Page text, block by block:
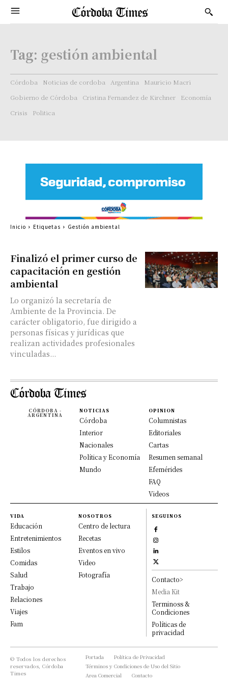
Tag: gestión ambiental
Córdoba Noticias de cordoba Argentina
Mauricio Macri
Gobierno de Córdoba
Cristina Fernandez de Kirchner
Economía
Crisis
Politica
Finalizó el primer curso de
capacitación en gestión
ambiental
Lo organizó la secretaría de
Ambiente de la Provincia. De
carácter obligatorio, fue dirigido a
personas físicas y jurídicas que
realizan actividades profesionales
vinculadas...
Inicio Etiquetas Gestión ambiental
CÓRDOBA -
ARGENTINA
NOTICIAS
Córdoba
Interior
Nacionales
Política y Economía
Mundo
OPINION
Columnistas
Editoriales
Cartas
Resumen semanal
Efemérides
FAQ
Videos
VIDA
Educación
Entretenimientos
Estilos
Comidas
Salud
Trabajo
Relaciones
Viajes
Fam
NOSOTROS
Centro de lectura
Recetas
Eventos en vivo
Video
Fotografía
SEGUINOS
Contacto>
Media Kit
Terminoss &
Condiciones
Políticas de
privacidad
© Todos los derechos
reservados, Córdoba
Times
Portada
Política de Privacidad
Términos y Condiciones de Uso del Sitio
Area Comercial
Contacto